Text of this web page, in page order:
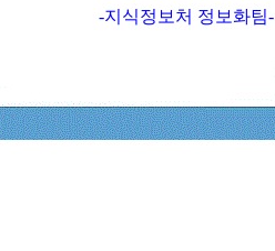
-지식정보처 정보화팀-